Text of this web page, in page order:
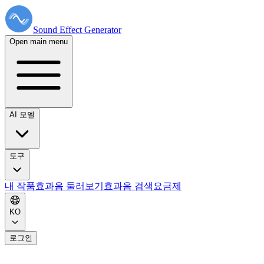
Sound Effect Generator
Open main menu
AI 모델
도구
내 작품효과음 둘러보기 효과음 검색 요금제
KO
로그인